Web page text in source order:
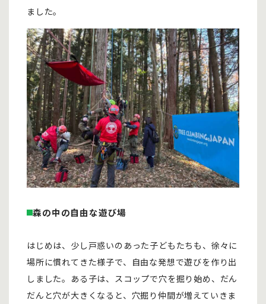
ました。
森の中の自由な遊び場
はじめは、少し戸惑いのあった子どもたちも、徐々に
場所に慣れてきた様子で、自由な発想で遊びを作り出
しました。ある子は、スコップで穴を掘り始め、だん
だんと穴が大きくなると、穴掘り仲間が増えていきま